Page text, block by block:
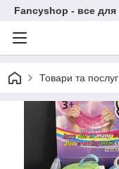
Fancyshop - все для
Товари та